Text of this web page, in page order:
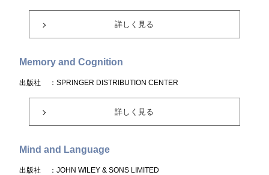
詳しく見る
Memory and Cognition
出版社 ：SPRINGER DISTRIBUTION CENTER
詳しく見る
Mind and Language
出版社 ：JOHN WILEY & SONS LIMITED